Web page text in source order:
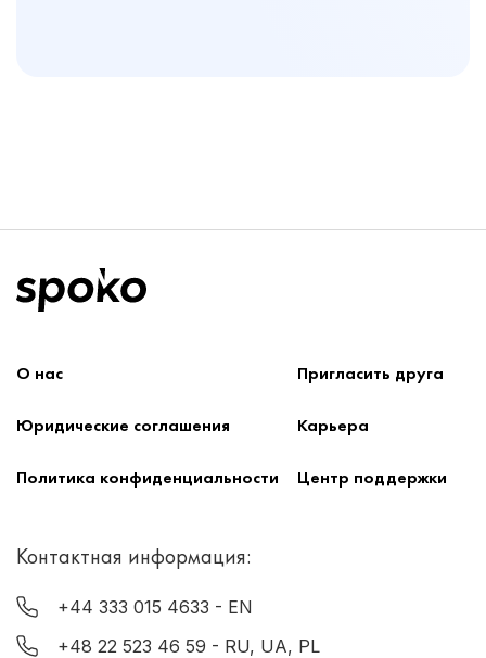
О нас Пригласить друга
Юридические соглашения Карьера
Политика конфиденциальности Центр поддержки
Контактная информация:
+44 333 015 4633 - EN
+48 22 523 46 59 - RU, UA, PL